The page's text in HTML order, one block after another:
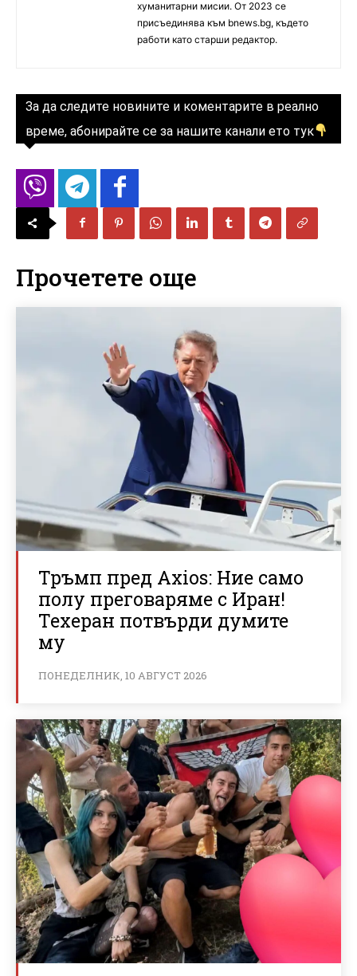
хуманитарни мисии. От 2023 се
присъединява към bnews.bg, където
работи като старши редактор.
За да следите новините и коментарите в реално
време, абонирайте се за нашите канали ето тук
Прочетете още
Тръмп пред Axios: Ние само
полу преговаряме с Иран!
Техеран потвърди думите
му
ПОНЕДЕЛНИК, 10 АВГУСТ 2026